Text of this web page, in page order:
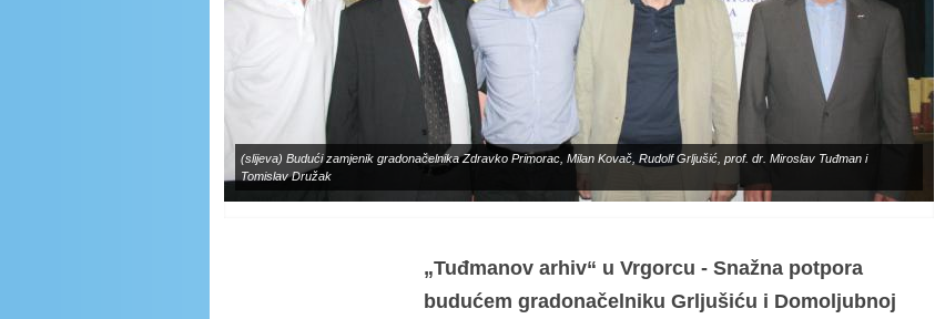
(slijeva) Budući zamjenik gradonačelnika Zdravko Primorac, Milan Kovač, Rudolf Grljušić, prof. dr. Miroslav Tuđman i
Tomislav Družak
„Tuđmanov arhiv“ u Vrgorcu - Snažna potpora
budućem gradonačelniku Grljušiću i Domoljubnoj